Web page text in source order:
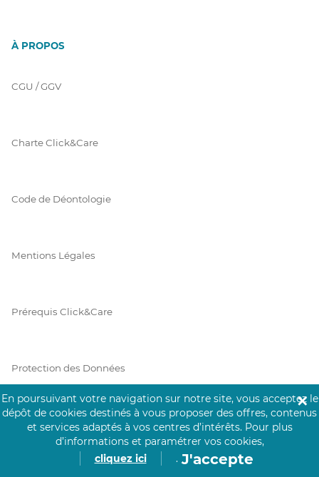
À PROPOS
CGU / GGV
Charte Click&Care
Code de Déontologie
Mentions Légales
Prérequis Click&Care
Protection des Données
Vie Privée
En poursuivant votre navigation sur notre site, vous acceptez le
dépôt de cookies destinés à vous proposer des offres, contenus
et services adaptés à vos centres d’intérêts. Pour plus
d’informations et paramétrer vos cookies,
cliquez ici
. J'accepte
✕